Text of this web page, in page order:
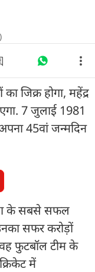
जिक्र होगा, महेंद्र
7 जुलाई 1981
45वां जन्मदिन
के सबसे सफल
सफर करोड़ों
फुटबॉल टीम के
में